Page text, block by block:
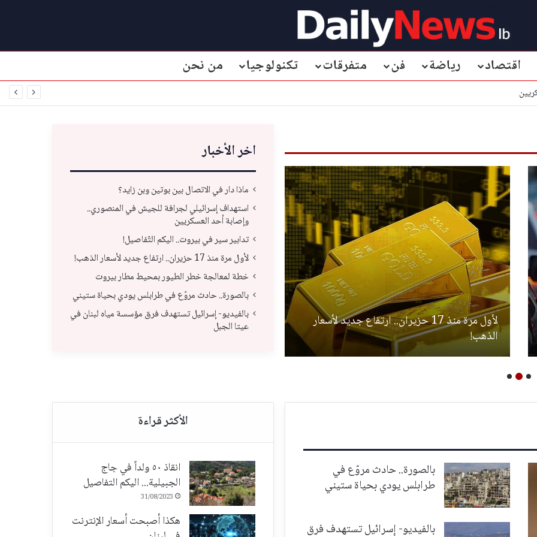
اقتصاد رياضة فن متفرقات تكنولوجيا من نحن
لأول مرة منذ 17 حزيران.. ارتفاع جديد لأسعار
الذهب!
خطة لمعالجة خطر الطيور بمحيط مطار بيروت
اخر الأخبار
ماذا دار في الاتصال بين بوتين وبن زايد؟
استهداف إسرائيلي لجرافة للجيش في المنصوري..
وإصابة أحد العسكريين
تدابير سير في بيروت.. اليكم التّفاصيل!
لأول مرة منذ 17 حزيران.. ارتفاع جديد لأسعار الذهب!
خطة لمعالجة خطر الطيور بمحيط مطار بيروت
بالصورة.. حادث مروّع في طرابلس يودي بحياة ستيني
بالفيديو- إسرائيل تستهدف فرق مؤسسة مياه لبنان في
عيتا الجبل
بالصورة.. حادث مروّع في
طرابلس يودي بحياة ستيني
بالفيديو- إسرائيل تستهدف فرق
انقاذ ٥٠ ولداً في جاج
الجبيلية... اليكم التفاصيل
31/08/2023
هكذا أصبحت أسعار الإنترنت